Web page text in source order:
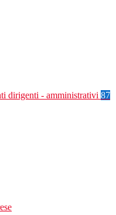
dirigenti - amministrativi 87